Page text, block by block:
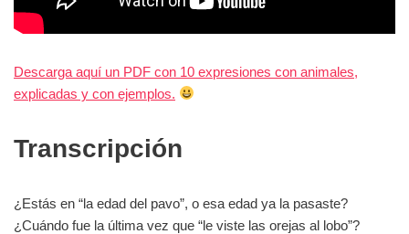
Descarga aquí un PDF con 10 expresiones con animales,
explicadas y con ejemplos.
Transcripción
¿Estás en “la edad del pavo”, o esa edad ya la pasaste?
¿Cuándo fue la última vez que “le viste las orejas al lobo”?